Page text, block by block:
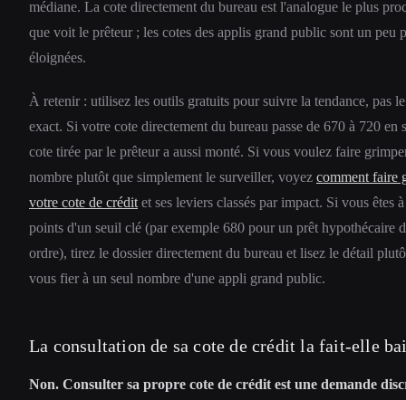
médiane. La cote directement du bureau est l'analogue le plus
que voit le prêteur ; les cotes des applis grand public sont un peu
éloignées.
À retenir : utilisez les outils gratuits pour suivre la tendance, pas
exact. Si votre cote directement du bureau passe de 670 à 720 en
cote tirée par le prêteur a aussi monté. Si vous voulez faire
nombre plutôt que simplement le surveiller, voyez comment faire
votre cote de crédit et ses leviers classés par impact. Si vous êtes
points d'un seuil clé (par exemple 680 pour un prêt hypothécaire
ordre), tirez le dossier directement du bureau et lisez le détail
vous fier à un seul nombre d'une appli grand public.
La consultation de sa cote de crédit la fait-elle
Non. Consulter sa propre cote de crédit est une demande